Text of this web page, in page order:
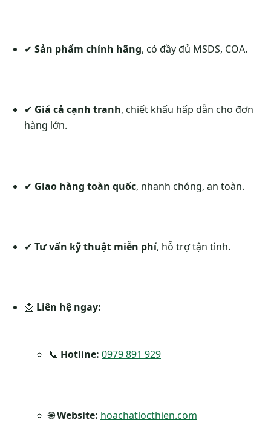
✔ Sản phẩm chính hãng, có đầy đủ MSDS, COA.
✔ Giá cả cạnh tranh, chiết khấu hấp dẫn cho đơn
hàng lớn.
✔ Giao hàng toàn quốc, nhanh chóng, an toàn.
✔ Tư vấn kỹ thuật miễn phí, hỗ trợ tận tình.
📩 Liên hệ ngay:
📞 Hotline: 0979 891 929
🌐Website: hoachatlocthien.com